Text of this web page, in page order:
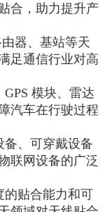
合，助力提升产
器、基站等天
足通信行业对高
模块、雷达
汽车在行驶过程
备、可穿戴设备
联网设备的广泛
的贴合能力和可